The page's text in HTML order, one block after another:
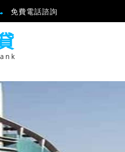
免費電話諮詢